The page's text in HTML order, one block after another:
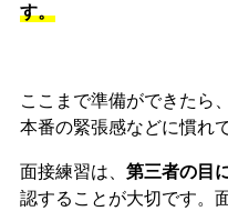
す。
ここまで準備ができたら
本番の緊張感などに慣れ
面接練習は、 第三者の目
認することが大切です。